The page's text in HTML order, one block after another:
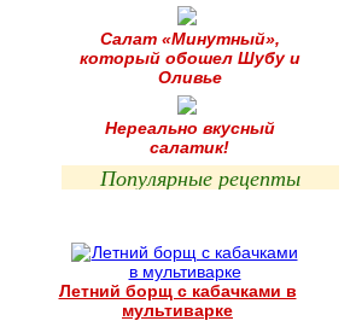
Салат «Минутный»,
который обошел Шубу и
Оливье
Нереально вкусный
салатик!
Популярные рецепты
Летний борщ с кабачками в
мультиварке